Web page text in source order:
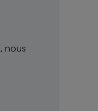
, nous